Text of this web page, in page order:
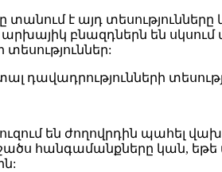
է այդ
բնազդներն են
դավադրությունների
են ժողովրդին պահել
հանգամանքները կան,